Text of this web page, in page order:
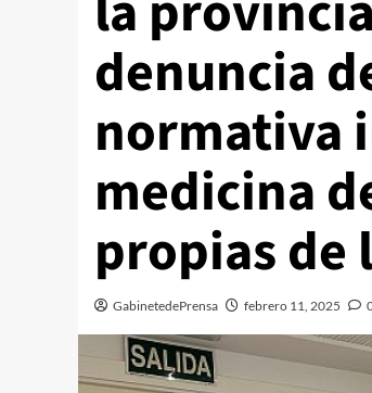
denuncia
normativa
medicina
propias de
GabinetedePrensa febrero 11, 2025